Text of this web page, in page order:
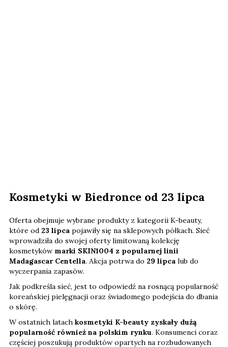
Kosmetyki w Biedronce od 23 lipca
Oferta obejmuje wybrane produkty z kategorii K-beauty,
które od 23 lipca pojawiły się na sklepowych półkach. Sieć
wprowadziła do swojej oferty limitowaną kolekcję
kosmetyków marki SKIN1004 z popularnej linii
Madagascar Centella. Akcja potrwa do 29 lipca lub do
wyczerpania zapasów.
Jak podkreśla sieć, jest to odpowiedź na rosnącą popularność
koreańskiej pielęgnacji oraz świadomego podejścia do dbania
o skórę.
W ostatnich latach kosmetyki K-beauty zyskały dużą
popularność również na polskim rynku. Konsumenci coraz
częściej poszukują produktów opartych na rozbudowanych